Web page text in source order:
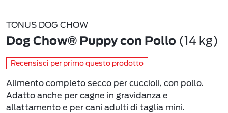
TONUS DOG CHOW
Dog Chow® Puppy con Pollo (14 kg)
Recensisci per primo questo prodotto
Alimento completo secco per cuccioli, con pollo.
Adatto anche per cagne in gravidanza e
allattamento e per cani adulti di taglia mini.